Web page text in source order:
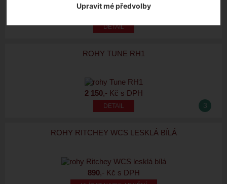
Upravit mé předvolby
ROHY TUNE RH1
2 150,- Kč s DPH
3
ROHY RITCHEY WCS LESKLÁ BÍLÁ
890,- Kč s DPH